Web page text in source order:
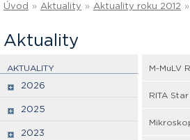
Úvod » Aktuality » Aktuality roku 2012 »
Aktuality
AKTUALITY
2026
2025
2023
M-MuLV
RITA Star